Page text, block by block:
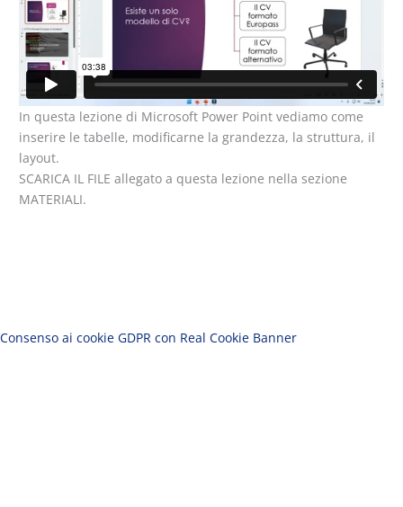
In questa lezione di Microsoft Power Point vediamo come
inserire le tabelle, modificarne la grandezza, la struttura, il
layout.
SCARICA IL FILE allegato a questa lezione nella sezione
MATERIALI.
Consenso ai cookie GDPR con Real Cookie Banner